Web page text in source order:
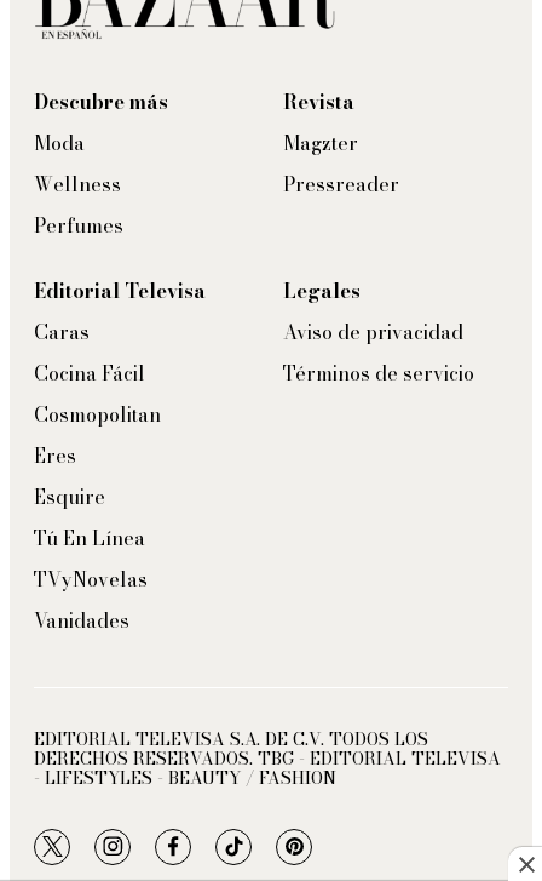
Descubre más
Moda
Wellness
Perfumes
Revista
Magzter
Pressreader
Editorial Televisa
Caras
Cocina Fácil
Cosmopolitan
Eres
Esquire
Tú En Línea
TVyNovelas
Vanidades
Legales
Aviso de privacidad
Términos de servicio
EDITORIAL TELEVISA S.A. DE C.V. TODOS LOS
DERECHOS RESERVADOS. TBG - EDITORIAL TELEVISA
- LIFESTYLES - BEAUTY / FASHION
twitterinstagramfacebooktiktokpinterest